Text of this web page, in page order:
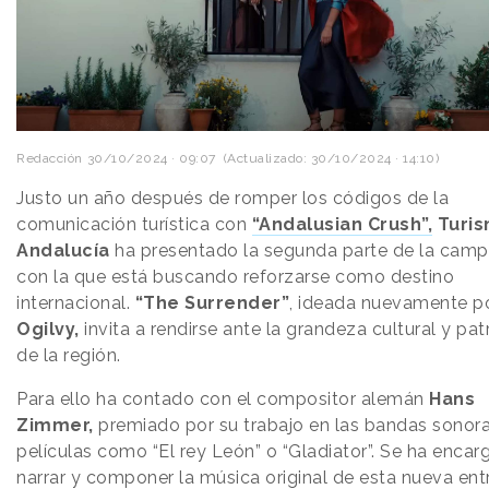
Redacción 30/10/2024 · 09:07 (Actualizado: 30/10/2024 · 14:10)
Justo un año después de romper los códigos de la
comunicación turística con “Andalusian Crush”,
Andalucía ha presentado la segunda parte de la
con la que está buscando reforzarse como destino
internacional. “The Surrender”, ideada nuevamente
Ogilvy, invita a rendirse ante la grandeza cultural y
de la región.
Para ello ha contado con el compositor alemán Hans
Zimmer, premiado por su trabajo en las bandas
películas como “El rey León” o “Gladiator”. Se ha
narrar y componer la música original de esta nueva